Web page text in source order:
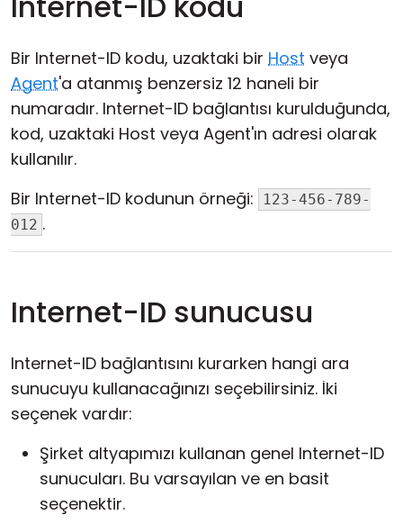
Bir Internet-ID kodu, uzaktaki bir Host veya
Agent'a atanmış benzersiz 12 haneli bir
numaradır. Internet-ID bağlantısı kurulduğunda,
kod, uzaktaki Host veya Agent'ın adresi olarak
kullanılır.
Bir Internet-ID kodunun örneği:
123-456-789-
012 .
Internet-ID sunucusu
Internet-ID bağlantısını kurarken hangi ara
sunucuyu kullanacağınızı seçebilirsiniz. İki
seçenek vardır:
Şirket altyapımızı kullanan genel Internet-ID
sunucuları. Bu varsayılan ve en basit
seçenektir.